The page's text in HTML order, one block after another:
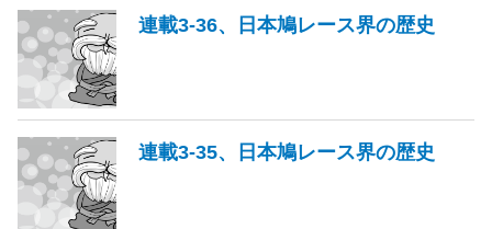
連載3-36、日本鳩レース界の歴史
連載3-35、日本鳩レース界の歴史